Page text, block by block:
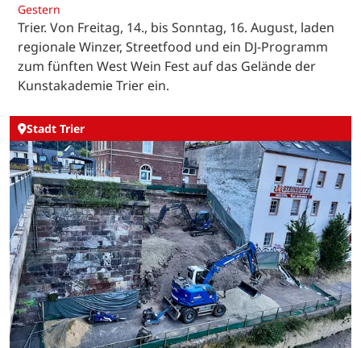
Gestern
Trier. Von Freitag, 14., bis Sonntag, 16. August, laden
regionale Winzer, Streetfood und ein DJ-Programm
zum fünften West Wein Fest auf das Gelände der
Kunstakademie Trier ein.
Stadt Trier